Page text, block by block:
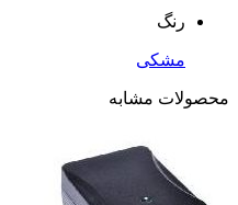
رنگ
مشکی
محصولات مشابه